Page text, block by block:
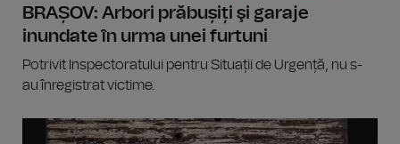
BRAȘOV: Arbori prăbușiți şi garaje
inundate în urma unei furtuni
Potrivit Inspectoratului pentru Situații de Urgență, nu s-
au înregistrat victime.